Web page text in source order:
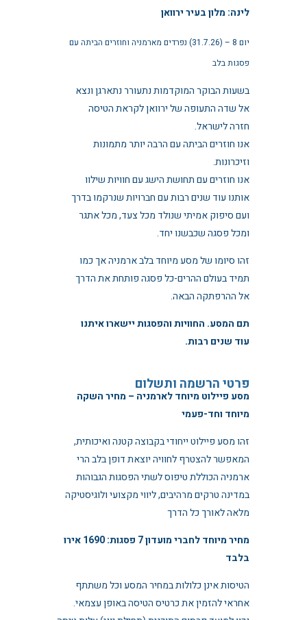
לינה: מלון בעיר ירוואן
יום 8 – (31.7.26) נפרדים מארמניה וחוזרים הביתה עם
פסגות בלב
בשעות הבוקר המוקדמות נתעורר נתארגן ונצא
אל שדה התעופה של ירוואן לקראת הטיסה
חזרה לישראל.
אנו חוזרים הביתה עם הרבה יותר מתמונות
וזיכרונות.
אנו חוזרים עם תחושת הישג עם חוויות שילוו
אותנו עוד שנים רבות עם חברויות שנרקמו בדרך
ועם סיפוק אמיתי שנולד מכל צעד, מכל אתגר
ומכל פסגה שכבשנו יחד.
זהו סיומו של מסע מיוחד בלב ארמניה אך כמו
תמיד בעולם ההרים-כל פסגה פותחת את הדרך
אל ההרפתקה הבאה.
תם המסע. החוויות והפסגות יישארו איתנו
עוד שנים רבות.
פרטי הרשמה ותשלום
מסע פיילוט מיוחד לארמניה – מחיר השקה
מיוחד וחד-פעמי
זהו מסע פיילוט ייחודי בקבוצה קטנה ואיכותית,
המאפשר להצטרף לחוויה יוצאת דופן בלב הרי
ארמניה הכוללת טיפוס לשתי הפסגות הגבוהות
במדינה טרקים מרהיבים, ליווי מקצועי ולוגיסטיקה
מלאה לאורך כל הדרך
מחיר מיוחד לחברי מועדון 7 פסגות: 1690 אירו
בלבד
הטיסות אינן כלולות במחיר המסע וכל משתתף
אחראי להזמין את כרטיס הטיסה באופן עצמאי.